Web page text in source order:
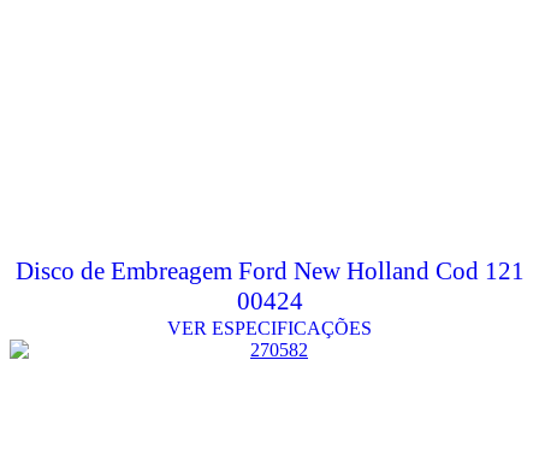
Disco de Embreagem Ford New Holland Cod 121
00424
VER ESPECIFICAÇÕES